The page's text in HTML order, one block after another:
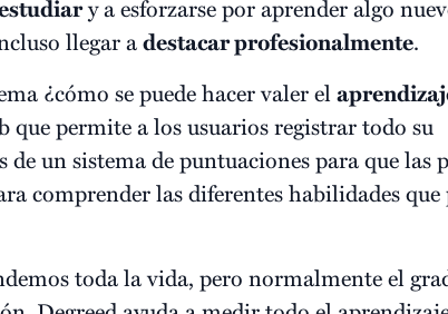
y a esforzarse por aprender algo
llegar adestacar profesionalmente.
¿cómo se puede hacer valer el
que permite a los usuarios registrar todo su
un sistema de puntuaciones para que las
comprender las diferentes habilidades que
toda la vida, pero normalmente el